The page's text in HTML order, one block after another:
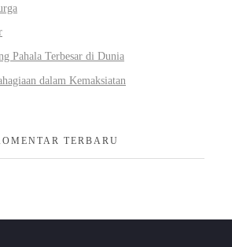
Pahala Terbesar di Dunia
dalam Kemaksiatan
TERBARU